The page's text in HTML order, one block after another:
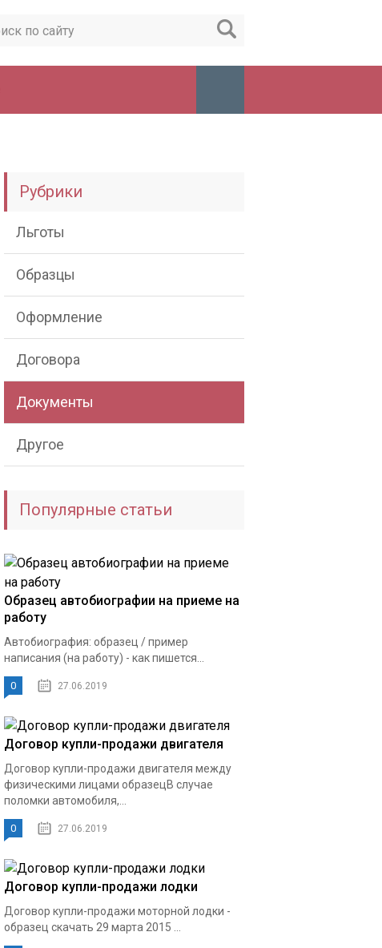
Рубрики
Льготы
Образцы
Оформление
Договора
Документы
Другое
Популярные статьи
Образец автобиографии на приеме на
работу
Автобиография: образец / пример
написания (на работу) - как пишется...
0 27.06.2019
Договор купли-продажи двигателя
Договор купли-продажи двигателя между
физическими лицами образецВ случае
поломки автомобиля,...
0 27.06.2019
Договор купли-продажи лодки
Договор купли-продажи моторной лодки -
образец скачать 29 марта 2015 ...